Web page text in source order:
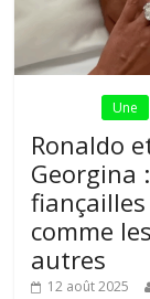
Une
Ronaldo
Georgina
comme les
autres
12 août 2025